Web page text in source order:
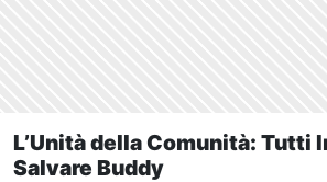
L’Unità della Comunità: Tutti
Salvare Buddy